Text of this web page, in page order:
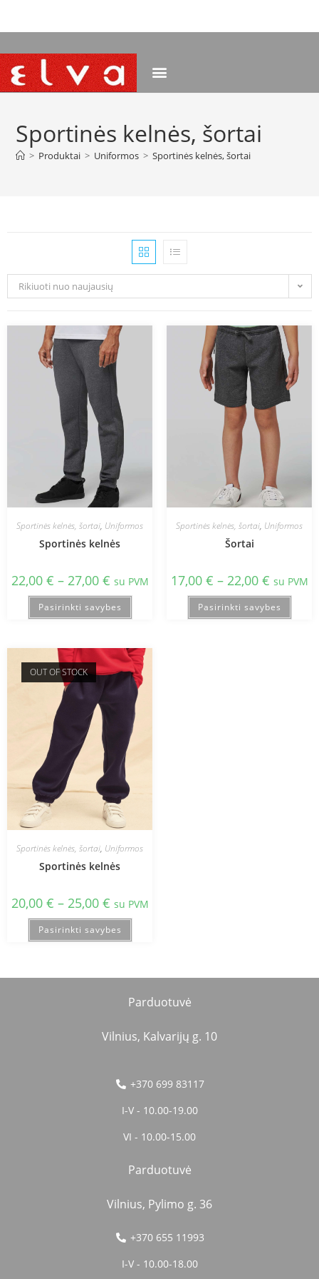
Sportinės kelnės, šortai
> Produktai > Uniformos > Sportinės kelnės, šortai
Rikiuoti nuo naujausių
Sportinės kelnės, šortai, Uniformos
Sportinės kelnės
22,00 € – 27,00 € su PVM
Pasirinkti savybes
Sportinės kelnės, šortai, Uniformos
Šortai
17,00 € – 22,00 € su PVM
Pasirinkti savybes
OUT OF STOCK
Sportinės kelnės, šortai, Uniformos
Sportinės kelnės
20,00 € – 25,00 € su PVM
Pasirinkti savybes
Parduotuvė
Vilnius, Kalvarijų g. 10
+370 699 83117
I-V - 10.00-19.00
VI - 10.00-15.00
Parduotuvė
Vilnius, Pylimo g. 36
+370 655 11993
I-V - 10.00-18.00